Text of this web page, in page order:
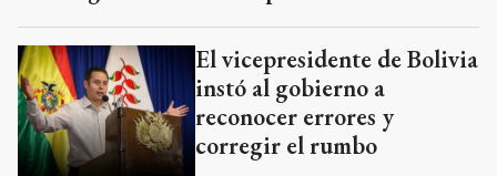
El vicepresidente de Bolivia
instó al gobierno a
reconocer errores y
corregir el rumbo